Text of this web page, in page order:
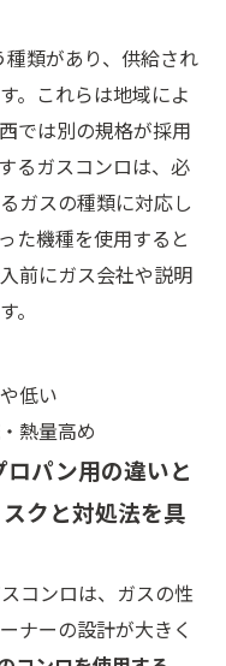
類があり、供給され
。これらは地域によ
では別の規格が採用
るガスコンロは、必
ガスの種類に対応し
た機種を使用すると
前にガス会社や説明
。
低い
熱量高め
パン用の違いと
クと対処法を具
コンロは、ガスの性
ナーの設計が大きく